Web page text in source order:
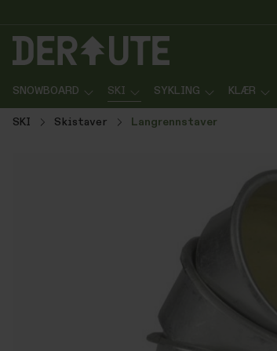
SNOWBOARD SKI SYKLING KLÆR
SKI Skistaver Langrennstaver